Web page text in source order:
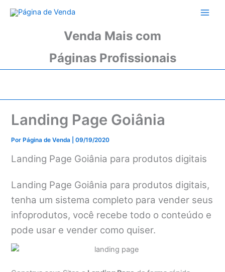
para
Venda Mais com
Páginas Profissionais
Landing Page Goiânia
PorPágina de Venda |09/19/2020
Landing Page Goiânia para produtos digitais
Landing Page Goiânia para produtos digitais,
tenha um sistema completo para vender seus
infoprodutos, você recebe todo o conteúdo e
pode usar e vender como quiser.